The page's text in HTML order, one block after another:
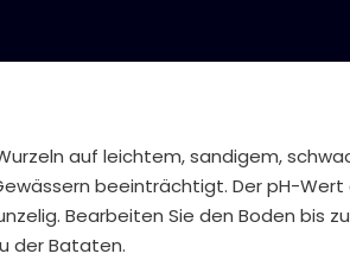
auf leichtem, sandigem,
beeinträchtigt. Der pH-
Bearbeiten Sie den Boden bis
der Bataten.